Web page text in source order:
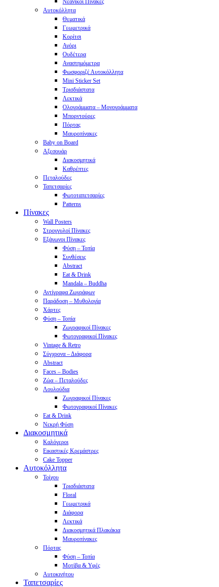
Νεανικοί Πίνακες
Αυτοκόλλητα
Θεματικά
Γεωμετρικά
Κορίτσι
Αγόρι
Ουδέτερα
Αναστημόμετρα
Φωσφοριζέ Αυτοκόλλητα
Mini Sticker Set
Tρισδιάστατα
Λεκτικά
Ολογράμματα – Μονογράμματα
Μπορντούρες
Πόρτας
Μαυροπίνακες
Baby on Board
Αξεσουάρ
Διακοσμητικά
Καθρέπτες
Πεταλούδες
Ταπετσαρίες
Φωτοταπετσαρίες
Patterns
Πίνακες
Wall Posters
Στρογγυλοί Πίνακες
Εξάγωνοι Πίνακες
Φύση – Τοπία
Συνθέσεις
Abstract
Eat & Drink
Mandala – Buddha
Αντίγραφα Ζωγράφων
Παράδοση – Μυθολογία
Χάρτες
Φύση – Τοπία
Ζωγραφικοί Πίνακες
Φωτογραφικοί Πίνακες
Vintage & Retro
Σύγχρονα – Διάφορα
Abstract
Faces – Bodies
Ζώα – Πεταλούδες
Λουλούδια
Ζωγραφικοί Πίνακες
Φωτογραφικοί Πίνακες
Eat & Drink
Νεκρή Φύση
Διακοσμητικά
Καλόγεροι
Εικαστικές Κρεμάστρες
Cake Topper
Αυτοκόλλητα
Τοίχου
Τρισδιάστατα
Floral
Γεωμετρικά
Διάφορα
Λεκτικά
Διακοσμητικά Πλακάκια
Μαυροπίνακες
Πόρτας
Φύση – Τοπία
Μοτίβα & Υφές
Αυτοκινήτου
Ταπετσαρίες